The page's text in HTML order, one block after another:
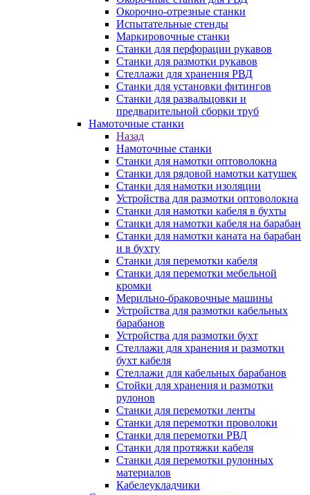
Окорочно-отрезные станки
Испытательные стенды
Маркировочные станки
Станки для перфорации рукавов
Станки для размотки рукавов
Стеллажи для хранения РВД
Станки для установки фитингов
Станки для развальцовки и
предварительной сборки труб
Намоточные станки
Назад
Намоточные станки
Станки для намотки оптоволокна
Станки для рядовой намотки катушек
Станки для намотки изоляции
Устройства для размотки оптоволокна
Станки для намотки кабеля в бухты
Станки для намотки кабеля на барабан
Станки для намотки каната на барабан
и в бухту
Станки для перемотки кабеля
Станки для перемотки мебельной
кромки
Мерильно-браковочные машины
Устройства для размотки кабельных
барабанов
Устройства для размотки бухт
Стеллажи для хранения и размотки
бухт кабеля
Стеллажи для кабельных барабанов
Стойки для хранения и размотки
рулонов
Станки для перемотки ленты
Станки для перемотки проволоки
Станки для перемотки РВД
Станки для протяжки кабеля
Станки для перемотки рулонных
материалов
Кабелеукладчики